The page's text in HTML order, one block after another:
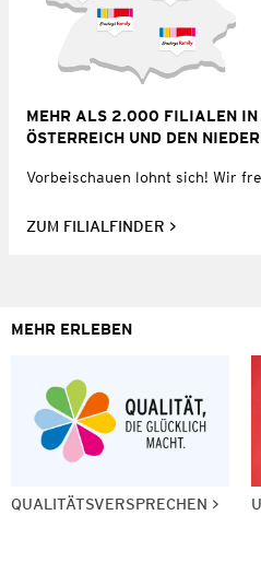
MEHR ALS 2.000 FILIALEN IN
ÖSTERREICH UND DEN
Vorbeischauen lohnt sich! Wir
ZUM FILIALFINDER
MEHR ERLEBEN
QUALITÄTSVERSPRECHEN